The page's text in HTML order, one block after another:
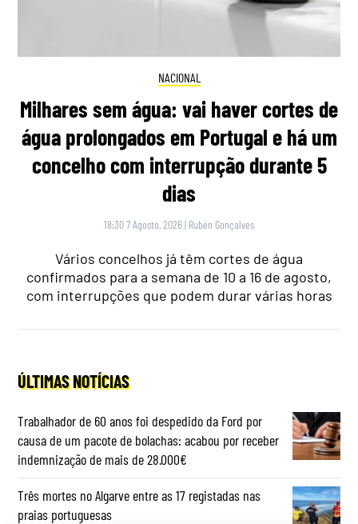
NACIONAL
Milhares sem água: vai haver cortes de
água prolongados em Portugal e há um
concelho com interrupção durante 5
dias
18:30 7 Agosto, 2026 | Rubén Gonçalves
Vários concelhos já têm cortes de água
confirmados para a semana de 10 a 16 de agosto,
com interrupções que podem durar várias horas
ÚLTIMAS NOTÍCIAS
Trabalhador de 60 anos foi despedido da Ford por
causa de um pacote de bolachas: acabou por receber
indemnização de mais de 28.000€
Três mortes no Algarve entre as 17 registadas nas
praias portuguesas